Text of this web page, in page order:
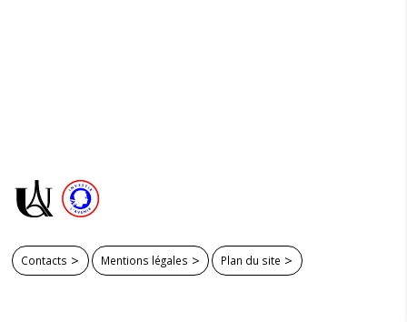
Contacts Mentions légales Plan du site